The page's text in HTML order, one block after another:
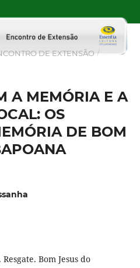
DE EXTENSÃO /
A MEMÓRIA E A
OS
DE BOM
Bom Jesus do